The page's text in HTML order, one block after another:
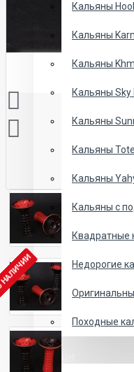
Кальяны
Кальяны
Кальяны
Кальяны Sky
Кальяны
Кальяны
Кальяны
Кальяны с
Квадратные
Недорогие
Походные
ЧАШИ